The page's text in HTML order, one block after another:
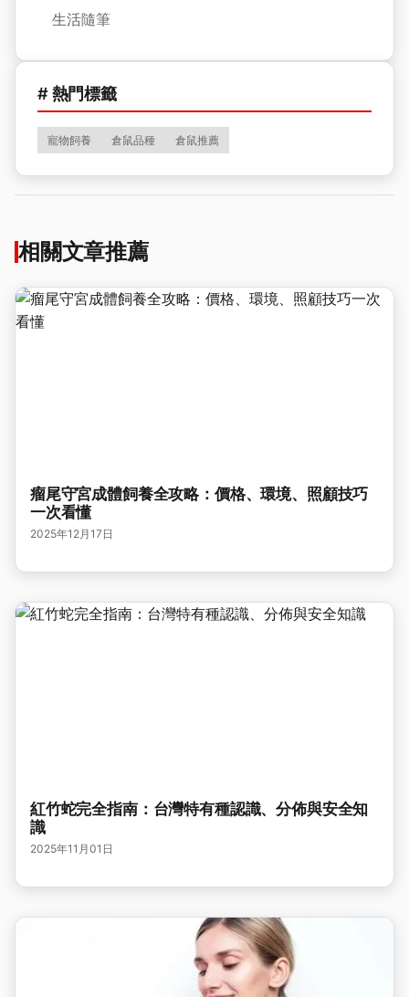
生活隨筆
# 熱門標籤
寵物飼養 倉鼠品種 倉鼠推薦
相關文章推薦
瘤尾守宮成體飼養全攻略：價格、環境、照顧技巧
一次看懂
2025年12月17日
紅竹蛇完全指南：台灣特有種認識、分佈與安全知
識
2025年11月01日